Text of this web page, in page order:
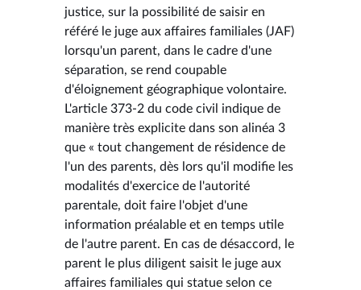
justice, sur la possibilité de saisir en
référé le juge aux affaires familiales (JAF)
lorsqu'un parent, dans le cadre d'une
séparation, se rend coupable
d'éloignement géographique volontaire.
L'article 373-2 du code civil indique de
manière très explicite dans son alinéa 3
que « tout changement de résidence de
l'un des parents, dès lors qu'il modifie les
modalités d'exercice de l'autorité
parentale, doit faire l'objet d'une
information préalable et en temps utile
de l'autre parent. En cas de désaccord, le
parent le plus diligent saisit le juge aux
affaires familiales qui statue selon ce